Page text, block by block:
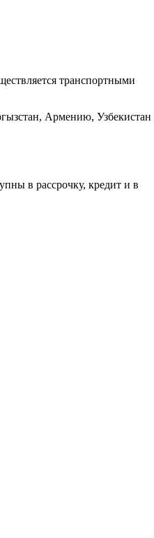
транспортными
Армению, Узбекистан
в рассрочку, кредит и в